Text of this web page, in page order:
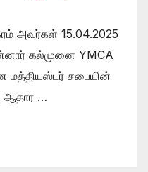
அவர்கள் 15.04.2025
கல்முனை YMCA
மத்தியஸ்டர் சபையின்
ஆதார …